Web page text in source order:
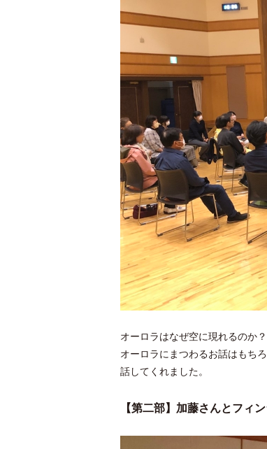
オーロラはなぜ空に現れるのか
オーロラにまつわるお話はもち
話してくれました。
【第二部】加藤さんとフィ